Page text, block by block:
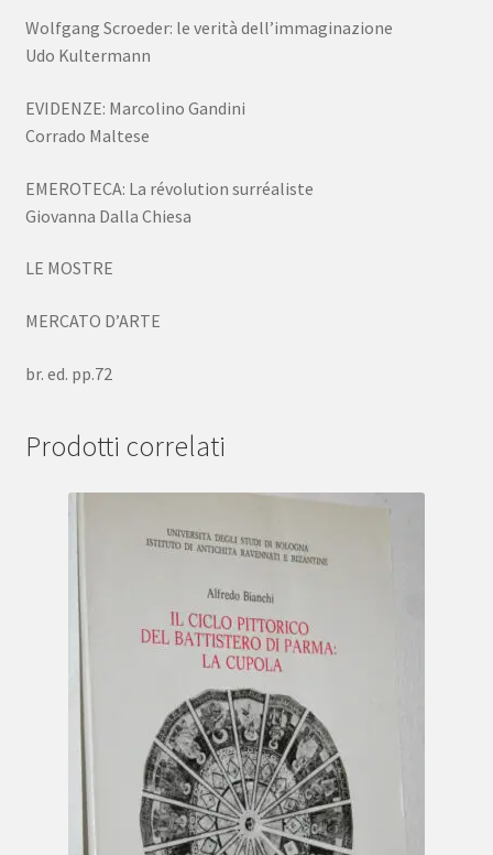
Wolfgang Scroeder: le verità dell’immaginazione
Udo Kultermann
EVIDENZE: Marcolino Gandini
Corrado Maltese
EMEROTECA: La révolution surréaliste
Giovanna Dalla Chiesa
LE MOSTRE
MERCATO D’ARTE
br. ed. pp.72
Prodotti correlati